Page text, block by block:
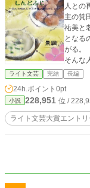
人との
主の箕
祐美と
となるのか。 食とはなんなのか。
がる。 『雨のち晴れときどき猫が降るでしょう』 裕の人生は
そんな人生に。 ライト文芸大
気に入
ライト文芸 完結 長編
24h.ポイント 0pt
小説 228,951 位 /
ライト文芸大賞エントリ